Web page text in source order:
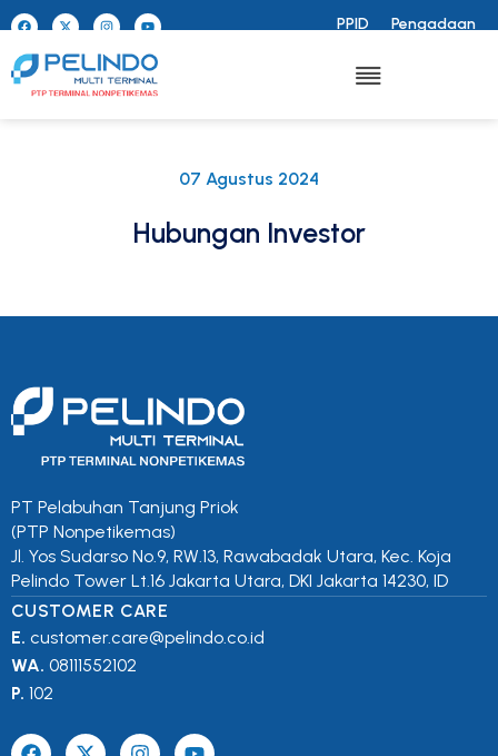
PPID Pengadaan
07 Agustus 2024
Hubungan Investor
PT Pelabuhan Tanjung Priok
(PTP Nonpetikemas)
Jl. Yos Sudarso No.9, RW.13, Rawabadak Utara, Kec. Koja
Pelindo Tower Lt.16 Jakarta Utara, DKI Jakarta 14230, ID
CUSTOMER CARE
E. customer.care@pelindo.co.id
WA. 08111552102
P. 102